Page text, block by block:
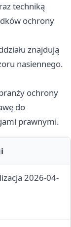
techniką
ochrony
znajdują
nasiennego.
ochrony
do
prawnymi.
2026-04-